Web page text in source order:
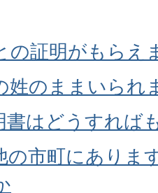
の証明がもらえ
姓のままいられ
書はどうすれば
の市町にありま